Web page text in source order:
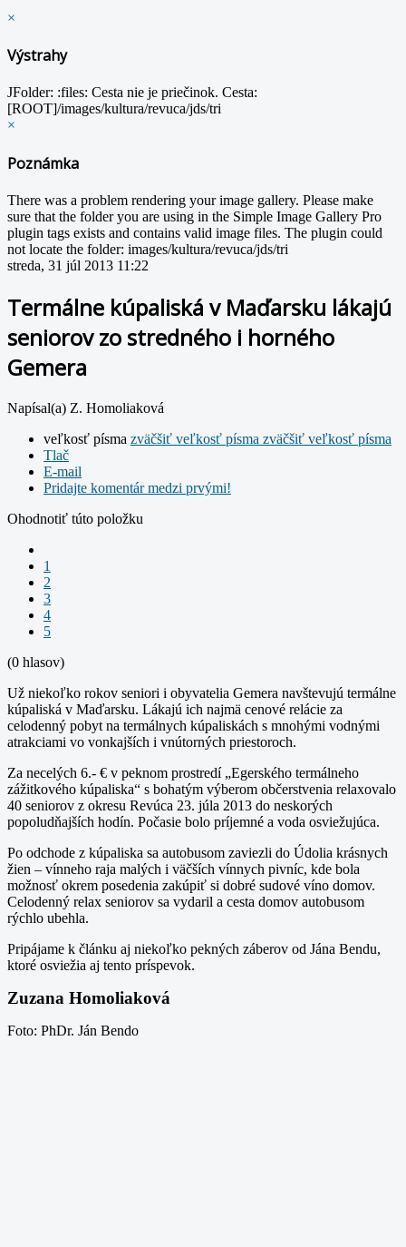
×
Výstrahy
JFolder: :files: Cesta nie je priečinok. Cesta:
[ROOT]/images/kultura/revuca/jds/tri
×
Poznámka
There was a problem rendering your image gallery. Please make
sure that the folder you are using in the Simple Image Gallery Pro
plugin tags exists and contains valid image files. The plugin could
not locate the folder: images/kultura/revuca/jds/tri
streda, 31 júl 2013 11:22
Termálne kúpaliská v Maďarsku lákajú
seniorov zo stredného i horného
Gemera
Napísal(a) Z. Homoliaková
veľkosť písma zväčšiť veľkosť písma zväčšiť veľkosť písma
Tlač
E-mail
Pridajte komentár medzi prvými!
Ohodnotiť túto položku
1
2
3
4
5
(0 hlasov)
Už niekoľko rokov seniori i obyvatelia Gemera navštevujú termálne
kúpaliská v Maďarsku. Lákajú ich najmä cenové relácie za
celodenný pobyt na termálnych kúpaliskách s mnohými vodnými
atrakciami vo vonkajších i vnútorných priestoroch.
Za necelých 6.- € v peknom prostredí „Egerského termálneho
zážitkového kúpaliska“ s bohatým výberom občerstvenia relaxovalo
40 seniorov z okresu Revúca 23. júla 2013 do neskorých
popoludňajších hodín. Počasie bolo príjemné a voda osviežujúca.
Po odchode z kúpaliska sa autobusom zaviezli do Údolia krásnych
žien – vínneho raja malých i väčších vínnych pivníc, kde bola
možnosť okrem posedenia zakúpiť si dobré sudové víno domov.
Celodenný relax seniorov sa vydaril a cesta domov autobusom
rýchlo ubehla.
Pripájame k článku aj niekoľko pekných záberov od Jána Bendu,
ktoré osviežia aj tento príspevok.
Zuzana Homoliaková
Foto: PhDr. Ján Bendo